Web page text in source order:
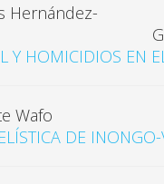
Hernández-
Y HOMICIDIOS EN
Wafo
DE